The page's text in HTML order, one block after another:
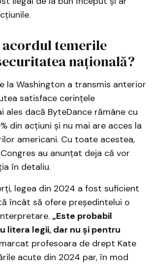
acordul temerile
națională?
la Washington a transmis anterior
satisface cerințele
ales dacă ByteDance rămâne cu
din acțiuni și nu mai are acces la
americani. Cu toate acestea,
au anunțat deja că vor
în detaliu.
legea din 2024 a fost suficient
încât să ofere președintelui o
„Este probabil
litera legii, dar nu și pentru
profesoara de drept Kate
acute din 2024 par, în mod